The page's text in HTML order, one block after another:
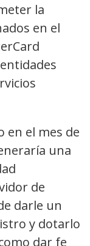
la
en el
en el mes de
una
de
darle un
y dotarlo
dar fe